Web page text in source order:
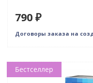
790 ₽
Договоры заказа на
Бестселлер